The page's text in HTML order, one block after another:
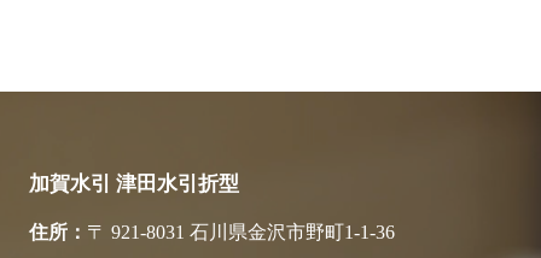
加賀水引 津田水引折型
住所
〒 921-8031 石川県金沢市野町1-1-36